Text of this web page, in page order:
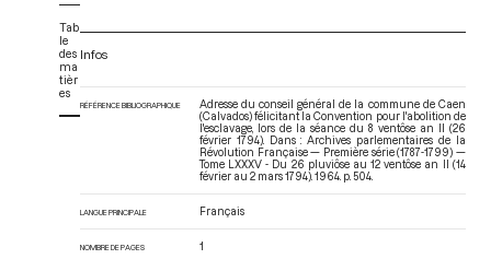
Tab
le
des
ma
tièr
es
Infos
RÉFÉRENCE BIBLIOGRAPHIQUE
Adresse du conseil général de la commune de Caen
(Calvados) félicitant la Convention pour l'abolition de
l'esclavage, lors de la séance du 8 ventôse an II (26
février 1794). Dans : Archives parlementaires de la
Révolution Française — Première série (1787-1799) —
Tome LXXXV - Du 26 pluviôse au 12 ventôse an II (14
février au 2 mars 1794). 1964. p. 504.
LANGUE PRINCIPALE Français
NOMBRE DE PAGES 1